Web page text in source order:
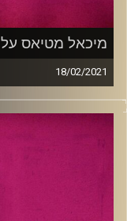
קרדיט תמונות:
מיכאל מטיאס על
18/02/2021
בפרק מעורר
סטודנט להנדסת
בקרן ההון סיכון
על כל אלו ועוד